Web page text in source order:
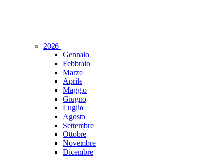
2026
Gennaio
Febbraio
Marzo
Aprile
Maggio
Giugno
Luglio
Agosto
Settembre
Ottobre
Novembre
Dicembre